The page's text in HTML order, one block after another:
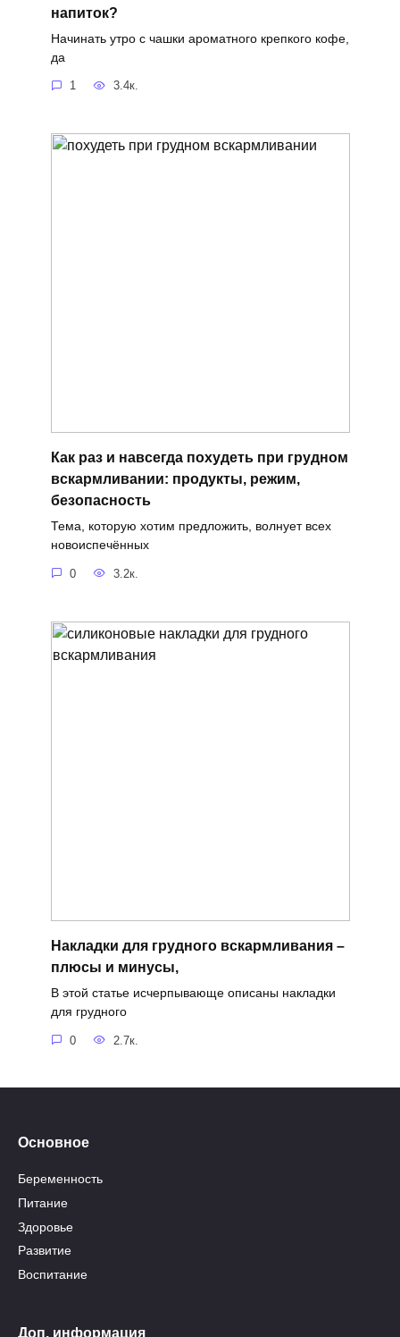
напиток?
Начинать утро с чашки ароматного крепкого кофе,
да
1 3.4к.
Как раз и навсегда похудеть при грудном
вскармливании: продукты, режим,
безопасность
Тема, которую хотим предложить, волнует всех
новоиспечённых
0 3.2к.
Накладки для грудного вскармливания –
плюсы и минусы,
В этой статье исчерпывающе описаны накладки
для грудного
0 2.7к.
Основное
Беременность
Питание
Здоровье
Развитие
Воспитание
Доп. информация